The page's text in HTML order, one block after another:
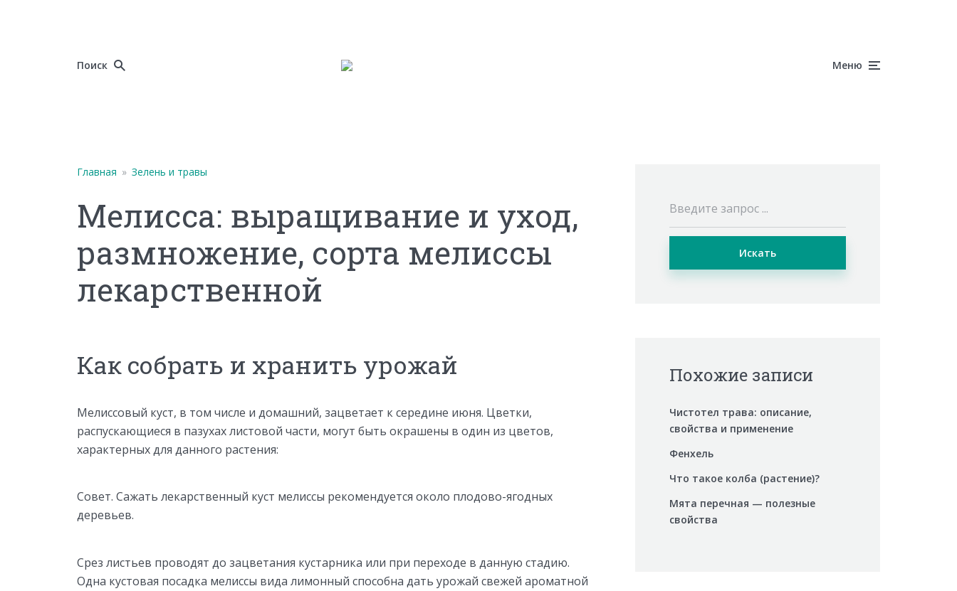
Поиск Меню
Главная » Зелень и травы
Мелисса: выращивание и уход,
размножение, сорта мелиссы
лекарственной
Как собрать и хранить урожай
Мелиссовый куст, в том числе и домашний, зацветает к середине июня. Цветки,
распускающиеся в пазухах листовой части, могут быть окрашены в один из цветов,
характерных для данного растения:
Совет. Сажать лекарственный куст мелиссы рекомендуется около плодово-ягодных
деревьев.
Срез листьев проводят до зацветания кустарника или при переходе в данную стадию.
Одна кустовая посадка мелиссы вида лимонный способна дать урожай свежей ароматной
Искать
Похожие записи
Чистотел трава: описание,
свойства и применение
Фенхель
Что такое колба (растение)?
Мята перечная — полезные
свойства